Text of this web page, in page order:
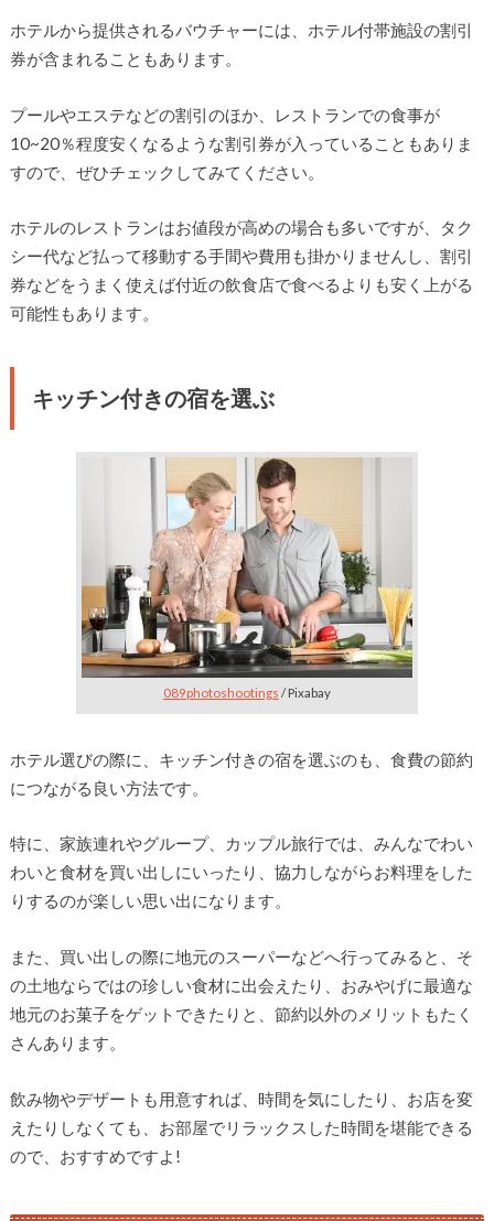
ホテルから提供されるバウチャーには、ホテル付帯施設の割引
券が含まれることもあります。
プールやエステなどの割引のほか、レストランでの食事が
10~20％程度安くなるような割引券が入っていることもありま
すので、ぜひチェックしてみてください。
ホテルのレストランはお値段が高めの場合も多いですが、タク
シー代など払って移動する手間や費用も掛かりませんし、割引
券などをうまく使えば付近の飲食店で食べるよりも安く上がる
可能性もあります。
キッチン付きの宿を選ぶ
089photoshootings / Pixabay
ホテル選びの際に、キッチン付きの宿を選ぶのも、食費の節約
につながる良い方法です。
特に、家族連れやグループ、カップル旅行では、みんなでわい
わいと食材を買い出しにいったり、協力しながらお料理をした
りするのが楽しい思い出になります。
また、買い出しの際に地元のスーパーなどへ行ってみると、そ
の土地ならではの珍しい食材に出会えたり、おみやげに最適な
地元のお菓子をゲットできたりと、節約以外のメリットもたく
さんあります。
飲み物やデザートも用意すれば、時間を気にしたり、お店を変
えたりしなくても、お部屋でリラックスした時間を堪能できる
ので、おすすめですよ!